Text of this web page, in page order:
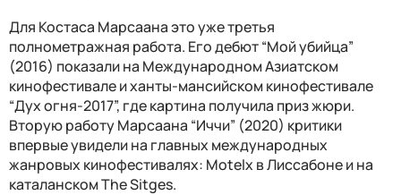
Для Костаса Марсаана это уже третья
полнометражная работа. Его дебют “Мой убийца”
(2016) показали на Международном Азиатском
кинофестивале и ханты-мансийском кинофестивале
“Дух огня-2017”, где картина получила приз жюри.
Вторую работу Марсаана “Иччи” (2020) критики
впервые увидели на главных международных
жанровых кинофестивалях: Motelx в Лиссабоне и на
каталанском The Sitges.